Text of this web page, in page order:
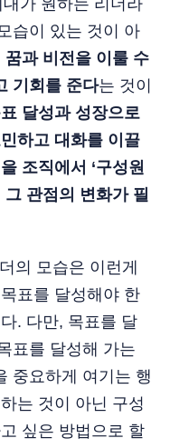
가 원하는 리더라
습이 있는 것이 아
꿈과 비전을 이룰 수
기회를 준다는 것이
달성과 성장으로
하고 대화를 이끌
조직에서 ‘구성원
관점의 변화가 필
의 모습은 이런게
표를 달성해야 한
. 다만, 목표를 달
표를 달성해 가는
중요하게 여기는 행
는 것이 아닌 구성
싶은 방법으로 할